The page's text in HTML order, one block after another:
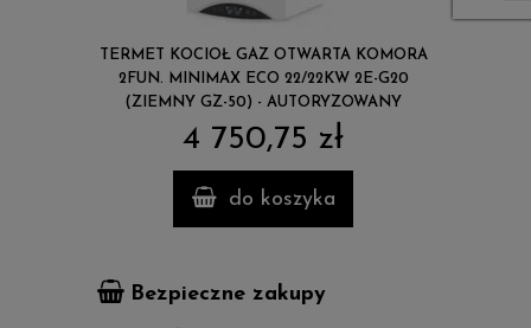
BOSCH COMPRESS 3000 AWS 13 M 3FZ
PAKIET MONOENERGETYCZNY 14,2 KW
TYPU SPLIT (z grzałką i zintegrowanym 190
L zasobnikiem nierdzewnym) 8734100597 -
AUTORYZOWANY INSTALATOR !!!
23 559,00 zł
do koszyka
Bezpieczne zakupy